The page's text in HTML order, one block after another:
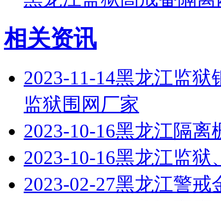
相关资讯
2023-11-14黑龙江监狱
监狱围网厂家
2023-10-16黑龙江隔离
2023-10-16黑龙江监狱
2023-02-27黑龙江警戒